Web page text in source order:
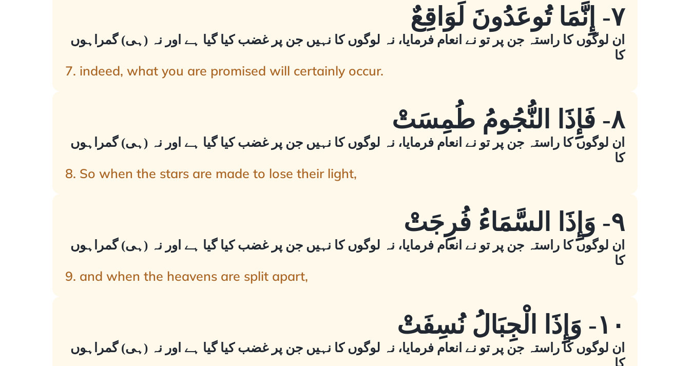
٧- إِنَّمَا تُوعَدُونَ لَوَاقِعٌ
ان لوگوں کا راستہ جن پر تو نے انعام فرمایا، نہ لوگوں کا نہیں جن پر غضب کیا گیا ہے اور نہ (ہی) گمراہوں
کا
7. indeed, what you are promised will certainly occur.
٨- فَإِذَا النُّجُومُ طُمِسَتْ
ان لوگوں کا راستہ جن پر تو نے انعام فرمایا، نہ لوگوں کا نہیں جن پر غضب کیا گیا ہے اور نہ (ہی) گمراہوں
کا
8. So when the stars are made to lose their light,
٩- وَإِذَا السَّمَاءُ فُرِجَتْ
ان لوگوں کا راستہ جن پر تو نے انعام فرمایا، نہ لوگوں کا نہیں جن پر غضب کیا گیا ہے اور نہ (ہی) گمراہوں
کا
9. and when the heavens are split apart,
١٠- وَإِذَا الْجِبَالُ نُسِفَتْ
ان لوگوں کا راستہ جن پر تو نے انعام فرمایا، نہ لوگوں کا نہیں جن پر غضب کیا گیا ہے اور نہ (ہی) گمراہوں
کا